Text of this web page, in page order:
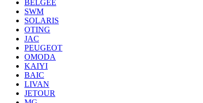
BELGEE
SWM
SOLARIS
OTING
JAC
PEUGEOT
OMODA
KAIYI
BAIC
LIVAN
JETOUR